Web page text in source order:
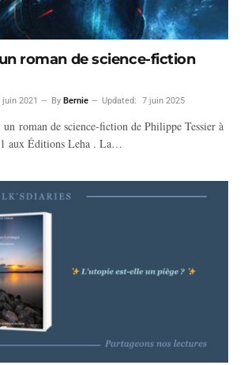
roman de science-fiction
juin 2021 By Bernie Updated: 7 juin 2025
roman de science-fiction de Philippe Tessier à
aux Éditions Leha . La…